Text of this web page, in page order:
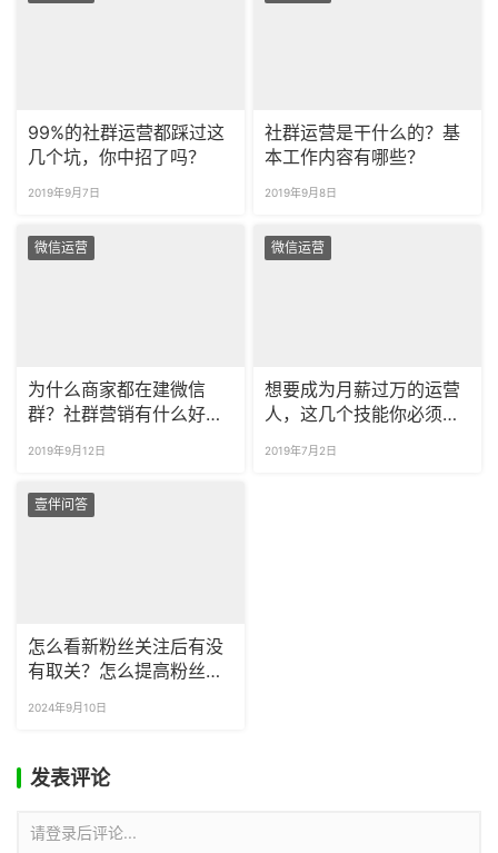
99%的社群运营都踩过这
几个坑，你中招了吗？
2019年9月7日
社群运营是干什么的？基
本工作内容有哪些？
2019年9月8日
微信运营
为什么商家都在建微信
群？社群营销有什么好
2019年9月12日
微信运营
想要成为月薪过万的运营
人，这几个技能你必须学
2019年7月2日
壹伴问答
怎么看新粉丝关注后有没
有取关？怎么提高粉丝留
2024年9月10日
发表评论
请登录后评论...